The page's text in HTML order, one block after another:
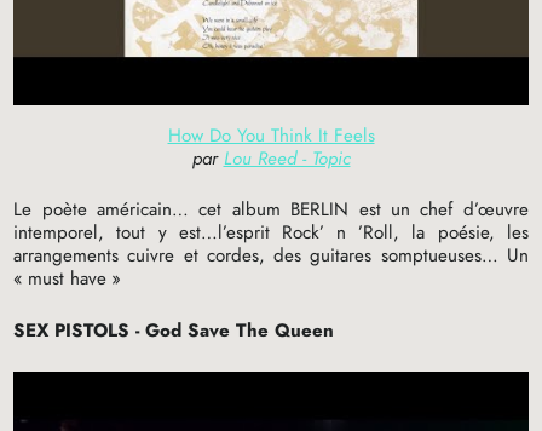
How Do You Think It Feels
parLou Reed - Topic
Le poète américain… cet album BERLIN est un chef d’œuvre
intemporel, tout y est…l’esprit Rock’ n ’Roll, la poésie, les
arrangements cuivre et cordes, des guitares somptueuses… Un
« must have »
SEX PISTOLS - God Save The Queen